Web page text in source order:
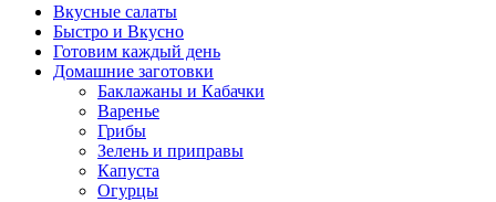
Вкусные салаты
Быстро и Вкусно
Готовим каждый день
Домашние заготовки
Баклажаны и Кабачки
Варенье
Грибы
Зелень и приправы
Капуста
Огурцы